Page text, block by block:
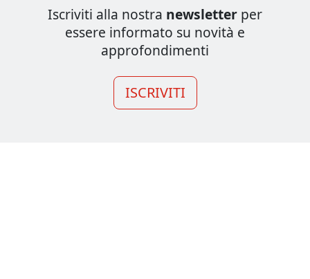
Iscriviti alla nostra newsletter per
essere informato su novità e
approfondimenti
ISCRIVITI